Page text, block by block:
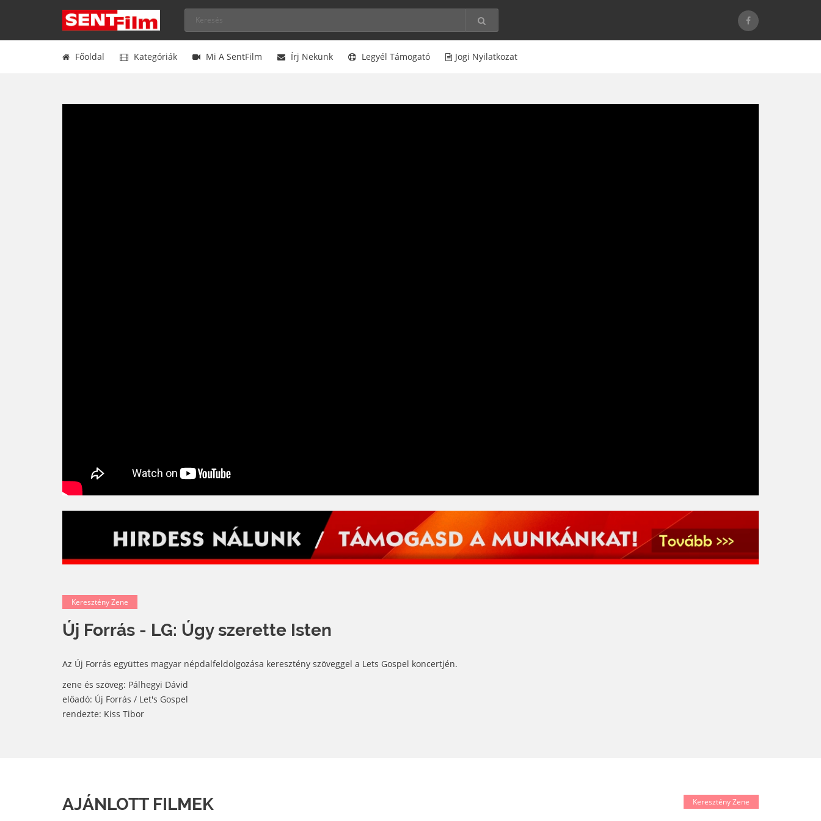
Főoldal Kategóriák Mi A SentFilm Írj Nekünk Legyél Támogató Jogi Nyilatkozat
Keresztény Zene
Új Forrás - LG: Úgy szerette Isten
Az Új Forrás együttes magyar népdalfeldolgozása keresztény szöveggel a Lets Gospel koncertjén.
zene és szöveg: Pálhegyi Dávid
előadó: Új Forrás / Let's Gospel
rendezte: Kiss Tibor
AJÁNLOTT FILMEK Keresztény Zene